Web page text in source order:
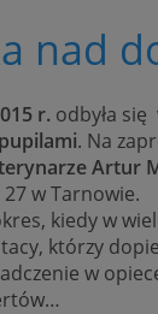
nad
r. odbyła się
. Na
Artur
w Tarnowie.
kiedy w
tacy, którzy
w